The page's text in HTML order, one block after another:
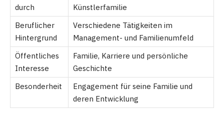
durch
Künstlerfamilie
Beruflicher
Hintergrund
Verschiedene Tätigkeiten im
Management- und Familienumfeld
Öffentliches
Interesse
Familie, Karriere und persönliche
Geschichte
Besonderheit
Engagement für seine Familie und
deren Entwicklung